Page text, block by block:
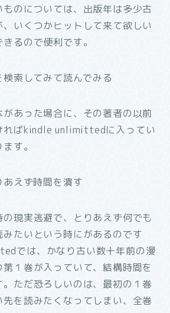
のについては、出版年は多少古
いくつかヒットして来て欲しい
るので便利です。
索してみて読んでみる
あった場合に、その著者の以前
ればkindle unlimittedに入ってい
す。
えず時間を潰す
現実逃避で、とりあえず何でも
たいという時にがあるのです
では、かなり古い数十年前の漫
１巻が入っていて、結構時間を
ただ恐ろしいのは、最初の１巻
を読みたくなってしまい、全巻